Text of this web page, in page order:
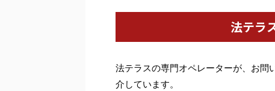
法テラ
法テラスの専門オペレーターが、お問
介しています。